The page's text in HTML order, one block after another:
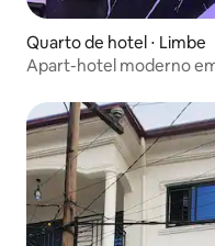
Quarto de hotel ⋅ Limbe
Apart-hotel moderno